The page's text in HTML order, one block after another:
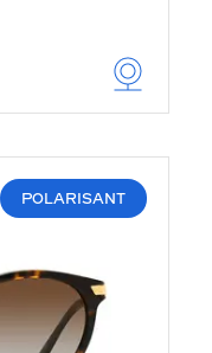
POLARISANT